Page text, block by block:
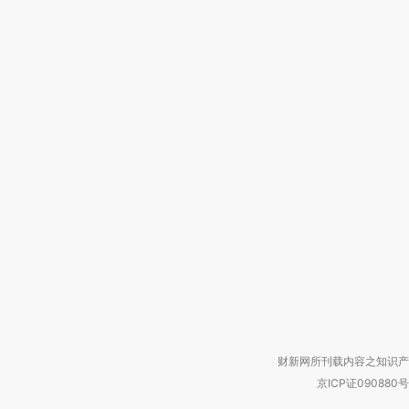
财新网所刊载内容之知识
京ICP证090880号